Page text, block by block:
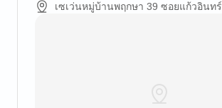
เซเว่นหมู่บ้านพฤกษา 39 ซอยแก้วอินทร์